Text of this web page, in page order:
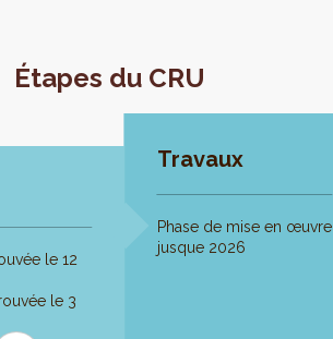
Étapes du CRU
le 12
le 3
Travaux
Phase de mise en œuvre
jusque 2026